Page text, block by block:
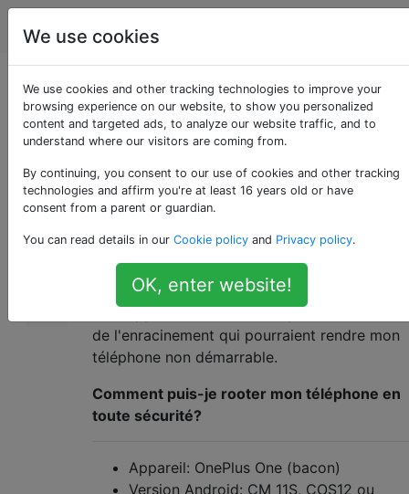
Android
Comment rooter
OnePlus One?
15
Je veux enraciner mon appareil OnePlus One
pénurie de guides disponibles sur Internet et
facilement accessibles via Google, mais je ne
sais pas lequel suivre car je ne veux pas que
mon appareil rencontre des problèmes lors
de l'enracinement qui pourraient rendre mon
téléphone non démarrable.
Comment puis-je rooter mon téléphone en
toute sécurité?
Appareil: OnePlus One (bacon)
Version Android: CM 11S, COS12 ou
We use cookies
We use cookies and other tracking technologies to improve your
browsing experience on our website, to show you personalized
content and targeted ads, to analyze our website traffic, and to
understand where our visitors are coming from.
By continuing, you consent to our use of cookies and other tracking
technologies and affirm you're at least 16 years old or have
consent from a parent or guardian.
You can read details in our Cookie policy and Privacy policy.
OK, enter website!